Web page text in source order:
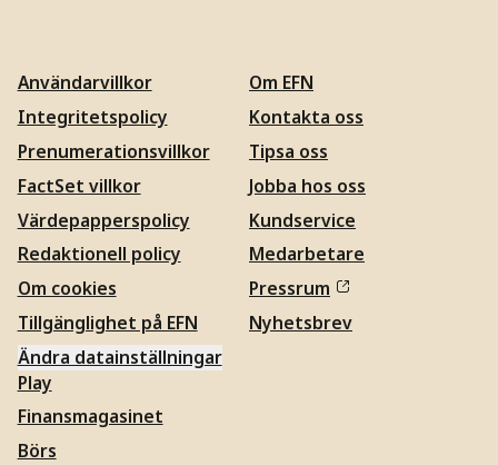
Användarvillkor
Integritetspolicy
Prenumerationsvillkor
FactSet villkor
Värdepapperspolicy
Redaktionell policy
Om cookies
Tillgänglighet på EFN
Ändra datainställningar
Om EFN
Kontakta oss
Tipsa oss
Jobba hos oss
Kundservice
Medarbetare
Pressrum
Nyhetsbrev
Play
Finansmagasinet
Börs